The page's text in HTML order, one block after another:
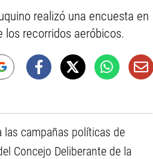
realizó una encuesta en
los recorridos aeróbicos.
campañas políticas de
Concejo Deliberante de la